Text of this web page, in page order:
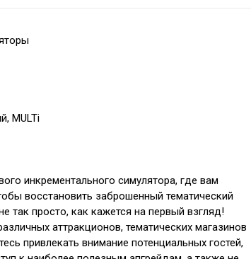
MULTi
инкрементального симулятора, где вам
восстановить заброшенный тематический
так просто, как кажется на первый взгляд!
аттракционов, тематических магазинов
привлекать внимание потенциальных гостей,